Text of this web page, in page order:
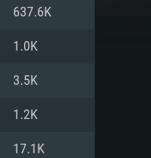
637.6K
1.0K
3.5K
1.2K
17.1K